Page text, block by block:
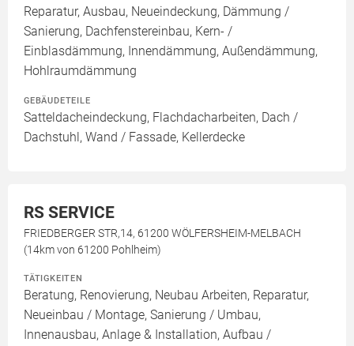
Reparatur, Ausbau, Neueindeckung, Dämmung /
Sanierung, Dachfenstereinbau, Kern- /
Einblasdämmung, Innendämmung, Außendämmung,
Hohlraumdämmung
GEBÄUDETEILE
Satteldacheindeckung, Flachdacharbeiten, Dach /
Dachstuhl, Wand / Fassade, Kellerdecke
RS SERVICE
FRIEDBERGER STR,14, 61200 WÖLFERSHEIM-MELBACH
(14km von 61200 Pohlheim)
TÄTIGKEITEN
Beratung, Renovierung, Neubau Arbeiten, Reparatur,
Neueinbau / Montage, Sanierung / Umbau,
Innenausbau, Anlage & Installation, Aufbau /